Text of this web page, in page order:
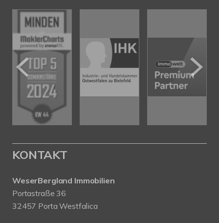
KONTAKT
WeserBergland Immobilien
Portastraße 36
32457 Porta Westfalica